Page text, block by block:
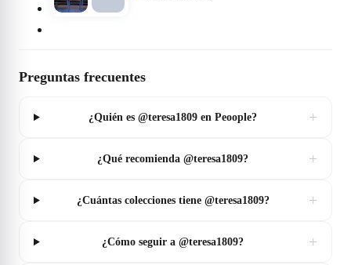
Preguntas frecuentes
¿Quién es @teresa1809 en Peoople? +
¿Qué recomienda @teresa1809? +
¿Cuántas colecciones tiene @teresa1809? +
¿Cómo seguir a @teresa1809? +